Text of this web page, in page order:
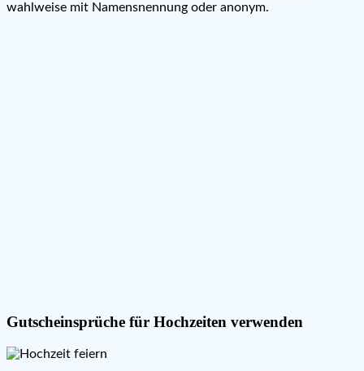
wahlweise mit Namensnennung oder anonym.
Gutscheinsprüche für Hochzeiten verwenden